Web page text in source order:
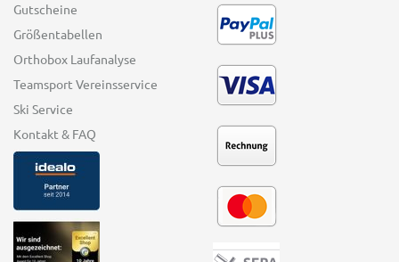
Gutscheine
Größentabellen
Orthobox Laufanalyse
Teamsport Vereinsservice
Ski Service
Kontakt & FAQ